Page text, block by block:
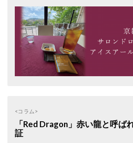
<コラム>
「Red Dragon」赤い龍と呼ば
証